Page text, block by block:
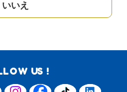
いいえ
US !